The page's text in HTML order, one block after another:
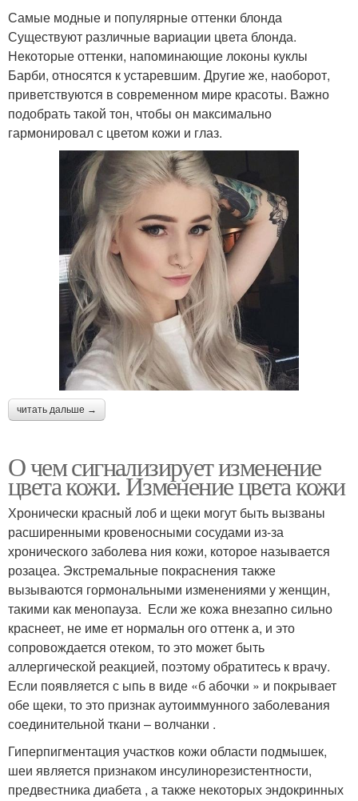
Самые модные и популярные оттенки блонда
Существуют различные вариации цвета блонда.
Некоторые оттенки, напоминающие локоны куклы
Барби, относятся к устаревшим. Другие же, наоборот,
приветствуются в современном мире красоты. Важно
подобрать такой тон, чтобы он максимально
гармонировал с цветом кожи и глаз.
читать дальше →
О чем сигнализирует изменение
цвета кожи. Изменение цвета кожи
Хронически красный лоб и щеки могут быть вызваны
расширенными кровеносными сосудами из-за
хронического заболева ния кожи, которое называется
розацеа. Экстремальные покраснения также
вызываются гормональными изменениями у женщин,
такими как менопауза. Если же кожа внезапно сильно
краснеет, не име ет нормальн ого оттенк а, и это
сопровождается отеком, то это может быть
аллергической реакцией, поэтому обратитесь к врачу.
Если появляется с ыпь в виде «б абочки » и покрывает
обе щеки, то это признак аутоиммунного заболевания
соединительной ткани – волчанки .
Гиперпигментация участков кожи области подмышек,
шеи является признаком инсулинорезистентности,
предвестника диабета , а также некоторых эндокринных